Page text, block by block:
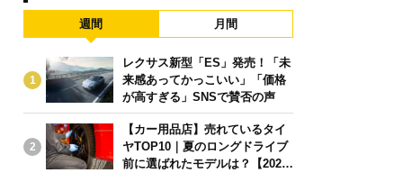
週間 月間
1
レクサス新型「ES」発売！「未
来感あってかっこいい」「価格
が高すぎる」SNSで賛否の声
2
【カー用品店】売れているタイ
ヤTOP10｜夏のロングドライブ
前に選ばれたモデルは？【2026